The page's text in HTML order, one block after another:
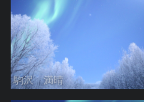
駒沢 満晴